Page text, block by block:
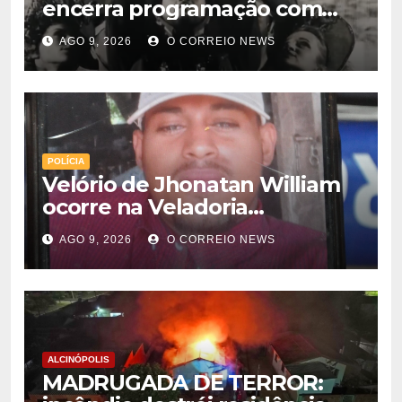
encerra programação com
grande festa e valorização da
cultura em Chapadão do Sul
AGO 9, 2026 O CORREIO NEWS
POLÍCIA
Velório de Jhonatan William
ocorre na Veladoria
Municipal; sepultamento será
nesta segunda-feira
AGO 9, 2026 O CORREIO NEWS
ALCINÓPOLIS
MADRUGADA DE TERROR: